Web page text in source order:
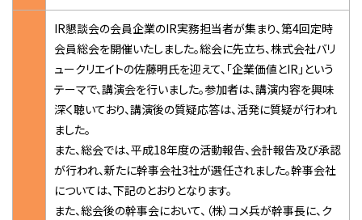
IR懇談会の会員企業のIR実務担当者が集まり、第4回定時
会員総会を開催いたしました。総会に先立ち、株式会社バリ
ュークリエイトの佐藤明氏を迎えて、「企業価値とIR」という
テーマで、講演会を行いました。参加者は、講演内容を興味
深く聴いており、講演後の質疑応答は、活発に質疑が行われ
ました。
また、総会では、平成18年度の活動報告、会計報告及び承認
が行われ、新たに幹事会社3社が選任されました。幹事会社
については、下記のとおりとなります。
また、総会後の幹事会において、（株）コメ兵が幹事長に、ク